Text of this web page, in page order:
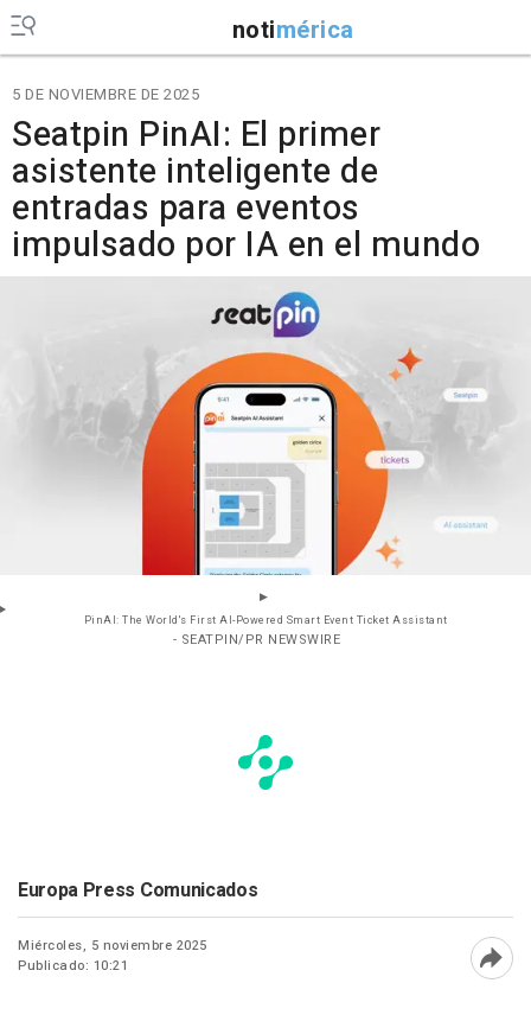
notimérica
5 DE NOVIEMBRE DE 2025
Seatpin PinAI: El primer
asistente inteligente de
entradas para eventos
impulsado por IA en el mundo
PinAI: The World's First AI-Powered Smart Event Ticket Assistant
- SEATPIN/PR NEWSWIRE
Europa Press Comunicados
Miércoles, 5 noviembre 2025
Publicado: 10:21